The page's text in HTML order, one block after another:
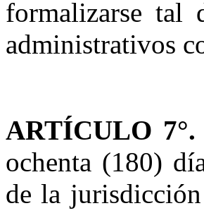
formalizarse tal
administrativos
ARTÍCULO 7°.
ochenta (180)
de la